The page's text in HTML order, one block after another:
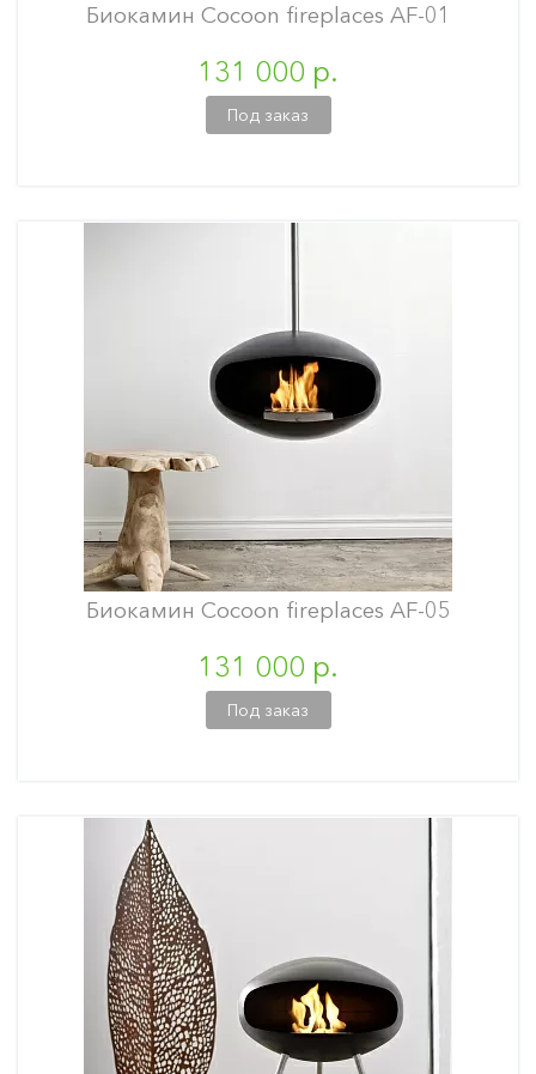
Биокамин Cocoon fireplaces AF-01
131 000 р.
Под заказ
Биокамин Cocoon fireplaces AF-05
131 000 р.
Под заказ